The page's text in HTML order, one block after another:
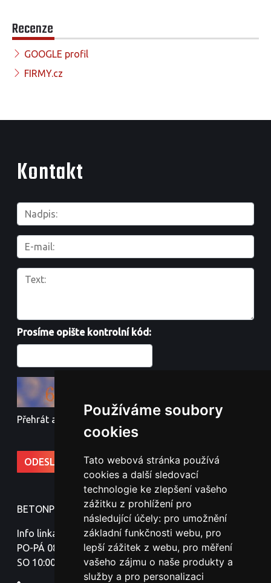
Používáme soubory
cookies
Tato webová stránka používá
cookies a další sledovací
technologie ke zlepšení vašeho
zážitku z prohlížení pro
následující účely: pro umožnění
základní funkčnosti webu, pro
lepší zážitek z webu, pro měření
vašeho zájmu o naše produkty a
služby a pro personalizaci
Recenze
GOOGLE profil
FIRMY.cz
Kontakt
Prosíme opište kontrolní kód:
Přehrát audio kód
BETONPLOTY - Jindřich Nováček
Info linka:
PO-PÁ 08:00-18:00
SO 10:00-16:00